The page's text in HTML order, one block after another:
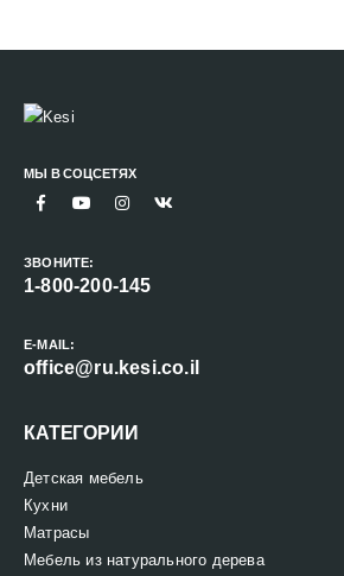
МЫ В СОЦСЕТЯХ
ЗВОНИТЕ:
1-800-200-145
E-MAIL:
office@ru.kesi.co.il
КАТЕГОРИИ
Детская мебель
Кухни
Матрасы
Мебель из натурального дерева